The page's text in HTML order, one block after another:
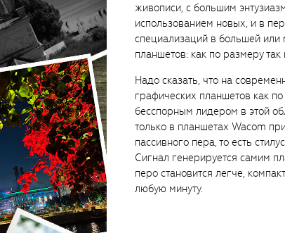
живописи, с большим
использованием новых, и в
специализаций в большей
планшетов: как по размеру
Надо сказать, что на
графических планшетов как
бесспорным лидером в этой
только в планшетах Wacom
пассивного пера, то есть
Сигнал генерируется самим
перо становится легче,
любую минуту.